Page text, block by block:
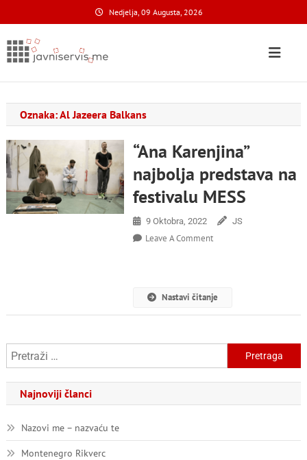
to
content
Nedjelja, 09 Augusta, 2026
Javni Servis
Oznaka:Al Jazeera Balkans
“Ana Karenjina”
najbolja predstava na
festivalu MESS
9 Oktobra, 2022 JS
Leave A CommentOn
Predstava
Na
Festivalu
Nastavi čitanje
Pretraga:
Najnoviji članci
Nazovi me – nazvaću te
Montenegro Rikverc